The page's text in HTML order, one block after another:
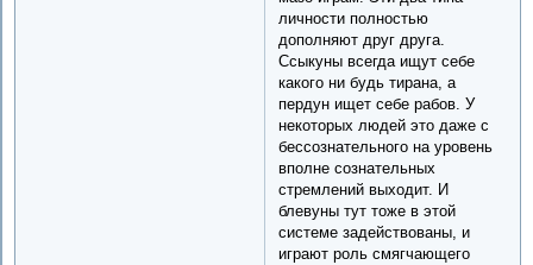
личности полностью
дополняют друг друга.
Ссыкуны всегда ищут себе
какого ни будь тирана, а
пердун ищет себе рабов. У
некоторых людей это даже с
бессознательного на уровень
вполне сознательных
стремлений выходит. И
блевуны тут тоже в этой
системе задействованы, и
играют роль смягчающего